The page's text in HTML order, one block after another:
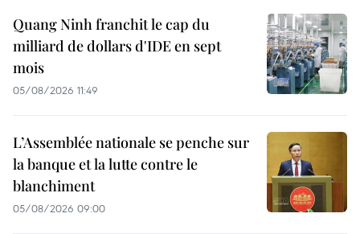
Quang Ninh franchit le cap du
milliard de dollars d'IDE en sept
mois
05/08/2026 11:49
L’Assemblée nationale se penche sur
la banque et la lutte contre le
blanchiment
05/08/2026 09:00